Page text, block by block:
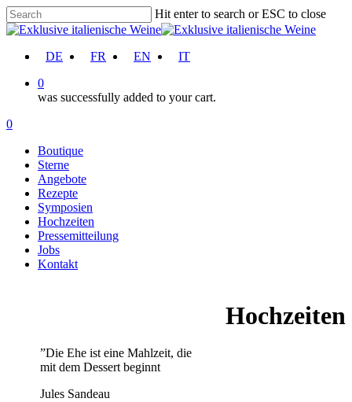
Skip
to
content
Hit enter to search or ESC to close
Close
DE
FR EN IT
0
was successfully added to your cart.
Menu
account
0
Boutique
Sterne
Angebote
Rezepte
Symposien
Hochzeiten
Pressemitteilung
Jobs
Kontakt
Hochzeiten
”Die Ehe ist eine Mahlzeit, die
mit dem Dessert beginnt
Jules Sandeau